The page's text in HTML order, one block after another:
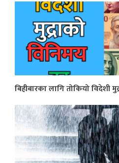
बिहीबारका लागि तोकियो विदेशी